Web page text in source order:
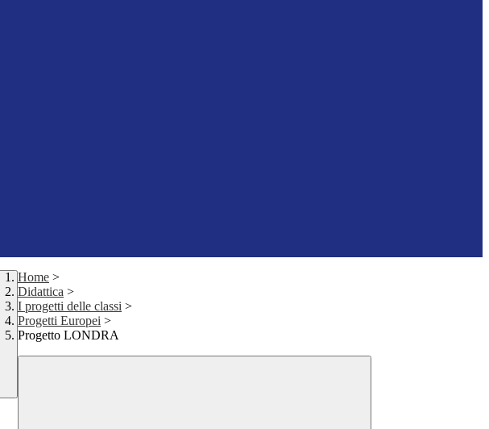
Home >
Didattica >
I progetti delle classi >
Progetti Europei >
Progetto LONDRA